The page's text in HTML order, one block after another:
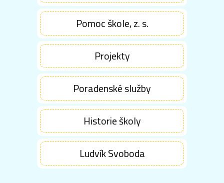
Pomoc škole, z. s.
Projekty
Poradenské služby
Historie školy
Ludvík Svoboda